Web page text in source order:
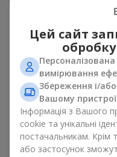
Види
Асортимент Flowers.ua
соняшниками у різних
знайти:
моно букети з 7, 9
ніжні композиції
витончені
яскраві букети з
Єдиний нюанс, соняшники
Цей сайт
вимірювання
Збереження і/
Вашому пристрої
Інформація з Вашого
cookie та унікальні
постачальникам. Крім
або застосунок